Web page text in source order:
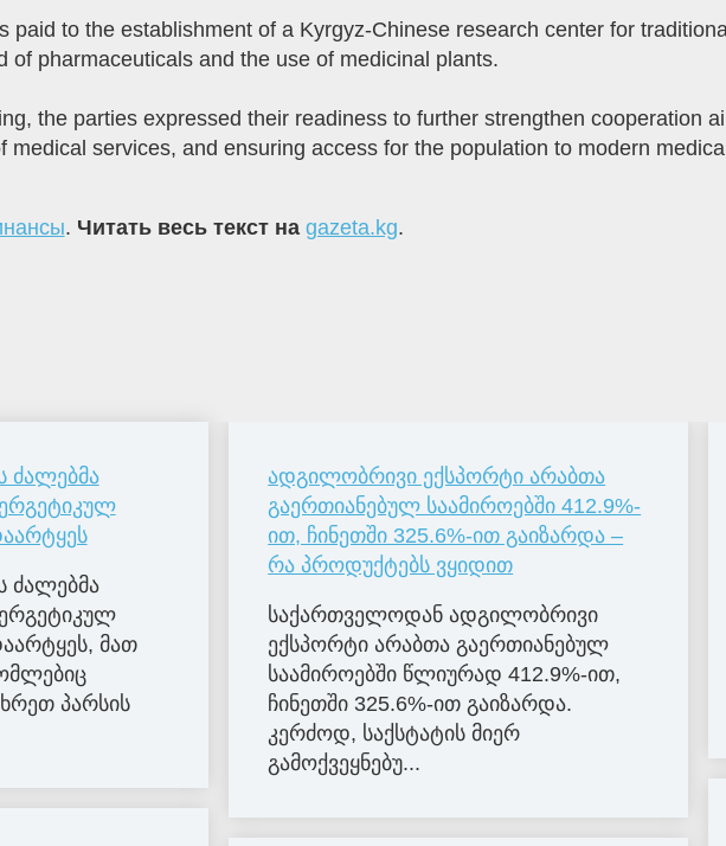
paid to the establishment of a Kyrgyz-Chinese research center for
of pharmaceuticals and the use of medicinal plants.
the parties expressed their readiness to further strengthen cooperation
medical services, and ensuring access for the population to modern
. Читать весь текст на gazeta.kg.
ძალებმა
ძალებმა
მათ
პარსის
ადგილობრივი ექსპორტი არაბთა
გაერთიანებულ საამიროებში 412.9%-
ით, ჩინეთში 325.6%-ით გაიზარდა –
რა პროდუქტებს ვყიდით
საქართველოდან ადგილობრივი
ექსპორტი არაბთა გაერთიანებულ
საამიროებში წლიურად 412.9%-ით,
ჩინეთში 325.6%-ით გაიზარდა.
კერძოდ, საქსტატის მიერ
გამოქვეყნებუ...